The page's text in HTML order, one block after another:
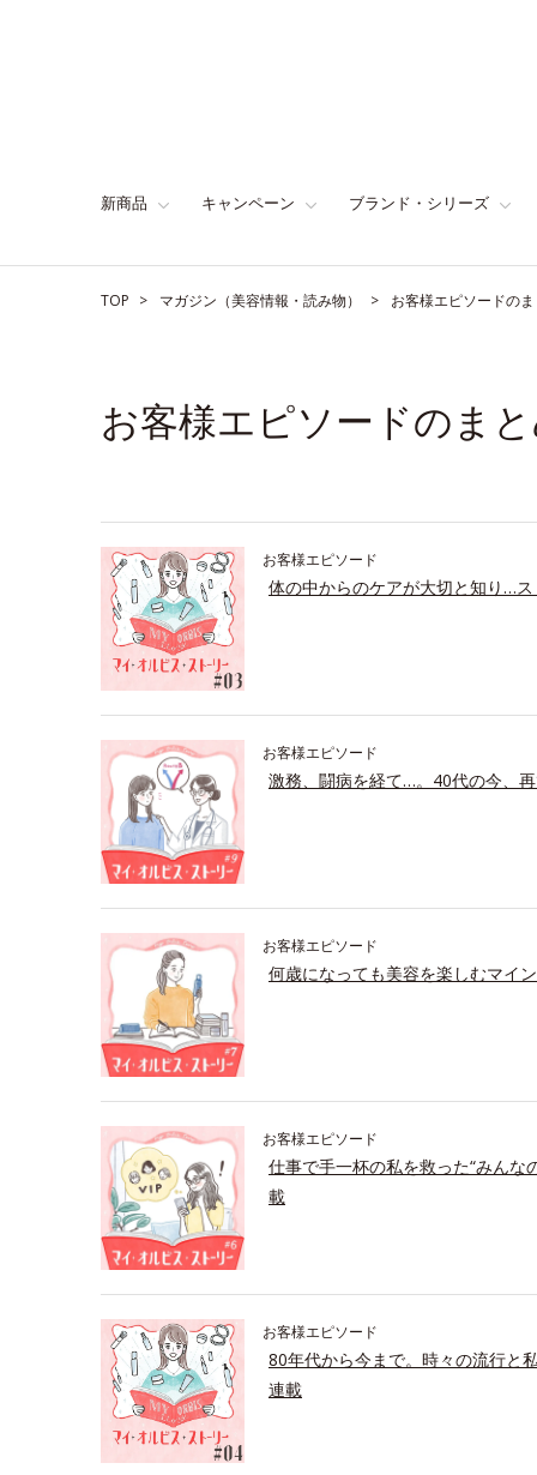
新商品 キャンペーン ブランド・シリーズ
TOP マガジン（美容情報・読み物） お客様エピソードの
お客様エピソードのま
お客様エピソード
体の中からのケアが大切と知り…
お客様エピソード
激務、闘病を経て…。40代の今、
お客様エピソード
何歳になっても美容を楽しむマイ
お客様エピソード
仕事で手一杯の私を救った“みんな
載
お客様エピソード
80年代から今まで。時々の流行と
連載